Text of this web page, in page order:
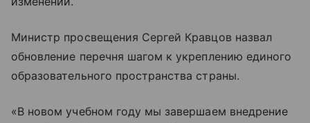
Министр просвещения Сергей Кравцов назвал
обновление перечня шагом к укреплению единого
образовательного пространства страны.
«В новом учебном году мы завершаем внедрение